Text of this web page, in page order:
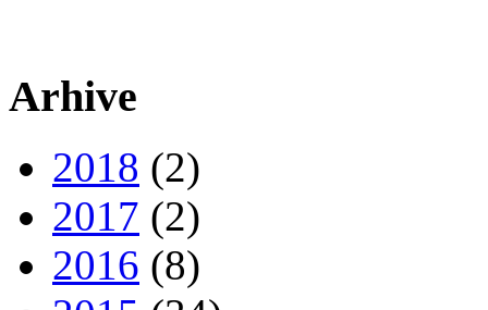
Arhive
2018 (2)
2017 (2)
2016 (8)